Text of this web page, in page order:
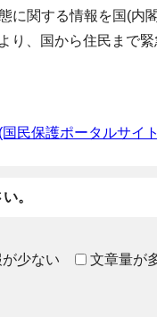
に関する情報を国(内
り、国から住民まで
民保護ポータルサイ
。
少ない 文章量が